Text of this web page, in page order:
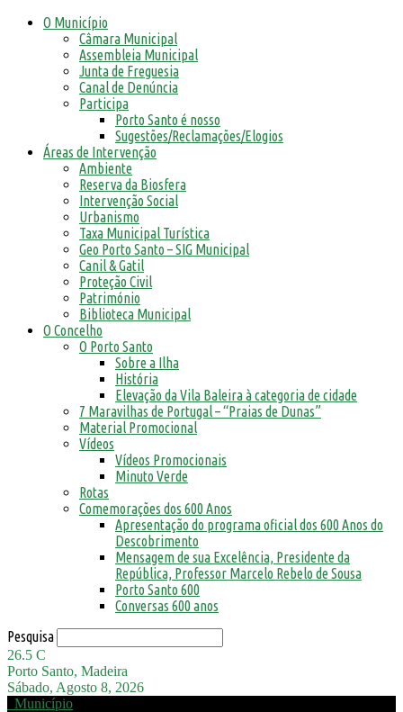
O Município
Câmara Municipal
Assembleia Municipal
Junta de Freguesia
Canal de Denúncia
Participa
Porto Santo é nosso
Sugestões/Reclamações/Elogios
Áreas de Intervenção
Ambiente
Reserva da Biosfera
Intervenção Social
Urbanismo
Taxa Municipal Turística
Geo Porto Santo – SIG Municipal
Canil & Gatil
Proteção Civil
Património
Biblioteca Municipal
O Concelho
O Porto Santo
Sobre a Ilha
História
Elevação da Vila Baleira à categoria de cidade
7 Maravilhas de Portugal – “Praias de Dunas”
Material Promocional
Vídeos
Vídeos Promocionais
Minuto Verde
Rotas
Comemorações dos 600 Anos
Apresentação do programa oficial dos 600 Anos do
Descobrimento
Mensagem de sua Excelência, Presidente da
República, Professor Marcelo Rebelo de Sousa
Porto Santo 600
Conversas 600 anos
Pesquisa
26.5 C
Porto Santo, Madeira
Sábado, Agosto 8, 2026
Município